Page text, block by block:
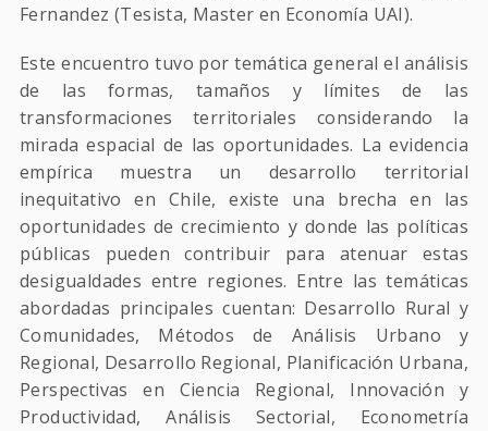
Fernandez (Tesista, Master en Economía UAI).
Este encuentro tuvo por temática general el análisis
de las formas, tamaños y límites de las
transformaciones territoriales considerando la
mirada espacial de las oportunidades. La evidencia
empírica muestra un desarrollo territorial
inequitativo en Chile, existe una brecha en las
oportunidades de crecimiento y donde las políticas
públicas pueden contribuir para atenuar estas
desigualdades entre regiones. Entre las temáticas
abordadas principales cuentan: Desarrollo Rural y
Comunidades, Métodos de Análisis Urbano y
Regional, Desarrollo Regional, Planificación Urbana,
Perspectivas en Ciencia Regional, Innovación y
Productividad, Análisis Sectorial, Econometría